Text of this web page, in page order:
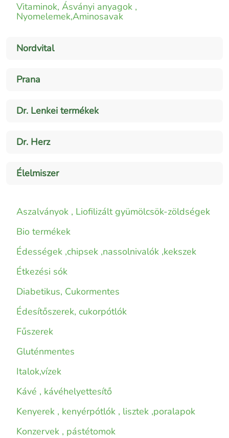
Vitaminok, Ásványi anyagok ,
Nyomelemek,Aminosavak
Nordvital
Prana
Dr. Lenkei termékek
Dr. Herz
Élelmiszer
Aszalványok , Liofilizált gyümölcsök-zöldségek
Bio termékek
Édességek ,chipsek ,nassolnivalók ,kekszek
Étkezési sók
Diabetikus, Cukormentes
Édesítőszerek, cukorpótlók
Fűszerek
Gluténmentes
Italok,vízek
Kávé , kávéhelyettesítő
Kenyerek , kenyérpótlók , lisztek ,poralapok
Konzervek , pástétomok